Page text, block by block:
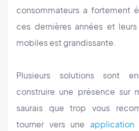
consommateurs a fortement
ces dernières années et
mobiles est grandissante.
Plusieurs solutions sont
construire une présence sur
saurais que trop vous
tourner vers une application